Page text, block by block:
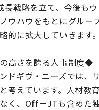
長戦略を立て、今後も
ウハウをもとにグルー
的に拡大していきます。
高さを誇る人事制度◆
ドギヴ・ニーズでは、
考えています。人材教
く、Off－JTも含めた